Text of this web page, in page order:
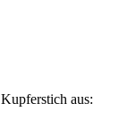
aus: